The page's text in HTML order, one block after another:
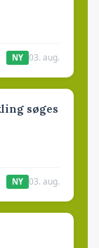
NY 03. aug.
søges
NY 03. aug.